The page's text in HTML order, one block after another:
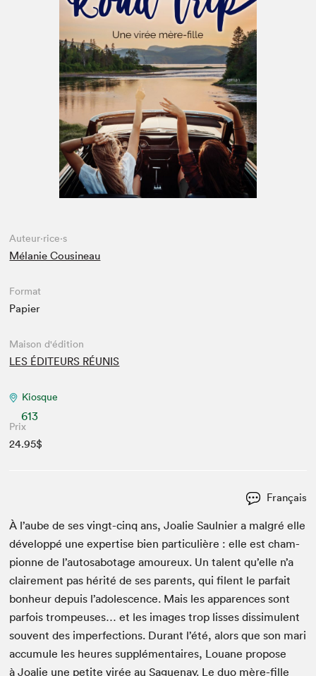
Espace enseignant·e·s
Espace pro
Auteur·rice·s
Mélanie Cousineau
Format
Papier
Maison d'édition
LES ÉDITEURS RÉUNIS
Kiosque
613
Prix
24.95$
Français
À l’aube de ses vingt-cinq ans, Joalie Saulnier a mal­gré elle
dévelop­pé une exper­tise bien par­ti­c­ulière : elle est cham­
pi­onne de l’autosabotage amoureux. Un tal­ent qu’elle n’a
claire­ment pas hérité de ses par­ents, qui filent le par­fait
bon­heur depuis l’adolescence. Mais les apparences sont
par­fois trompeuses… et les images trop liss­es dis­simu­lent
sou­vent des imper­fec­tions. Durant l’été, alors que son mari
accu­mule les heures sup­plé­men­taires, Louane pro­pose
à Joalie une petite virée au Sague­nay. Le duo mère-fille